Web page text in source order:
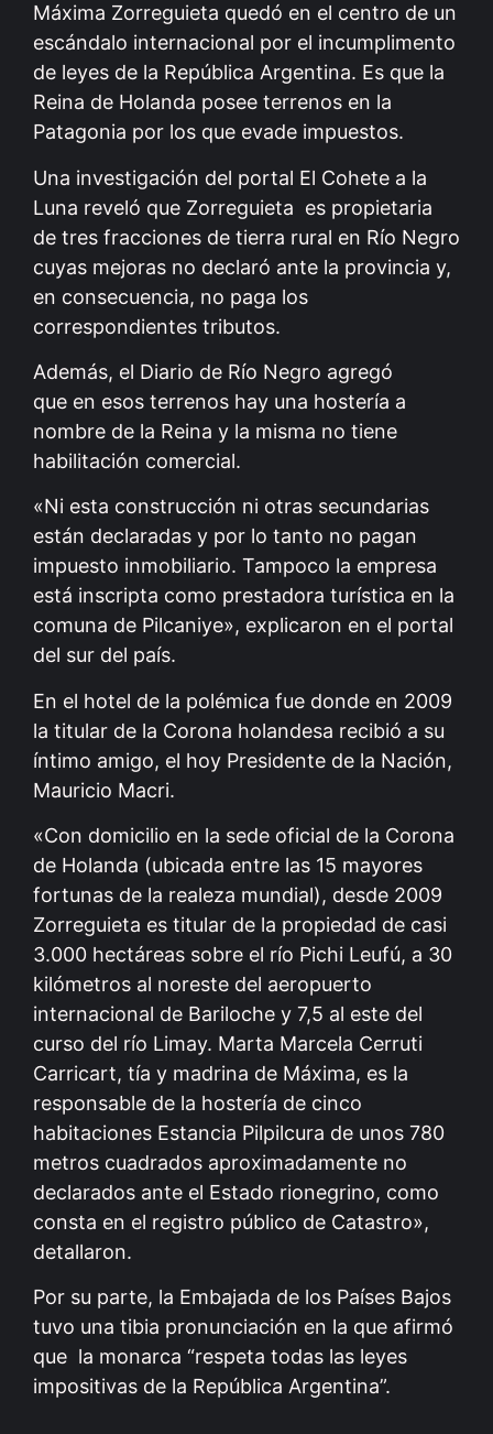
Máxima Zorreguieta quedó en el centro de un
escándalo internacional por el incumplimento
de leyes de la República Argentina. Es que la
Reina de Holanda posee terrenos en la
Patagonia por los que evade impuestos.
Una investigación del portal El Cohete a la
Luna reveló que Zorreguieta es propietaria
de tres fracciones de tierra rural en Río Negro
cuyas mejoras no declaró ante la provincia y,
en consecuencia, no paga los
correspondientes tributos.
Además, el Diario de Río Negro agregó
que en esos terrenos hay una hostería a
nombre de la Reina y la misma no tiene
habilitación comercial.
«Ni esta construcción ni otras secundarias
están declaradas y por lo tanto no pagan
impuesto inmobiliario. Tampoco la empresa
está inscripta como prestadora turística en la
comuna de Pilcaniye», explicaron en el portal
del sur del país.
En el hotel de la polémica fue donde en 2009
la titular de la Corona holandesa recibió a su
íntimo amigo, el hoy Presidente de la Nación,
Mauricio Macri.
«Con domicilio en la sede oficial de la Corona
de Holanda (ubicada entre las 15 mayores
fortunas de la realeza mundial), desde 2009
Zorreguieta es titular de la propiedad de casi
3.000 hectáreas sobre el río Pichi Leufú, a 30
kilómetros al noreste del aeropuerto
internacional de Bariloche y 7,5 al este del
curso del río Limay. Marta Marcela Cerruti
Carricart, tía y madrina de Máxima, es la
responsable de la hostería de cinco
habitaciones Estancia Pilpilcura de unos 780
metros cuadrados aproximadamente no
declarados ante el Estado rionegrino, como
consta en el registro público de Catastro»,
detallaron.
Por su parte, la Embajada de los Países Bajos
tuvo una tibia pronunciación en la que afirmó
que la monarca “respeta todas las leyes
impositivas de la República Argentina”.